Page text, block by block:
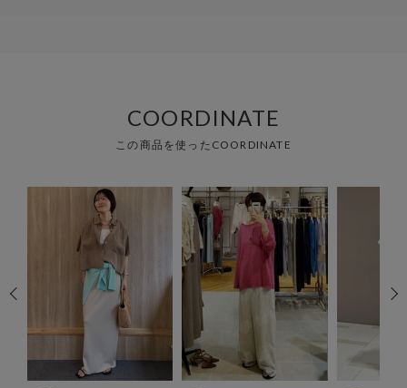
COORDINATE
この商品を使ったCOORDINATE